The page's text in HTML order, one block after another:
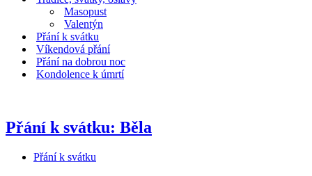
Masopust
Valentýn
Přání k svátku
Víkendová přání
Přání na dobrou noc
Kondolence k úmrtí
Přání k svátku: Běla
Přání k svátku